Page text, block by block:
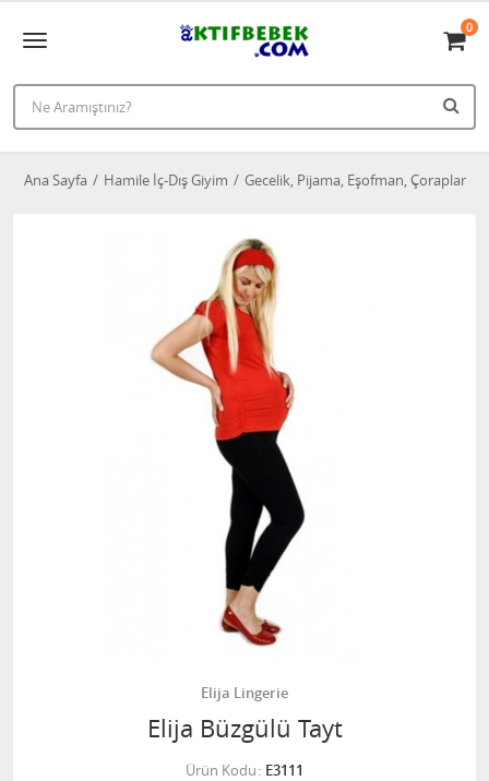
0
Ana Sayfa Hamile İç-Dış Giyim Gecelik, Pijama, Eşofman, Çoraplar
Elija Lingerie
Elija Büzgülü Tayt
Ürün Kodu E3111